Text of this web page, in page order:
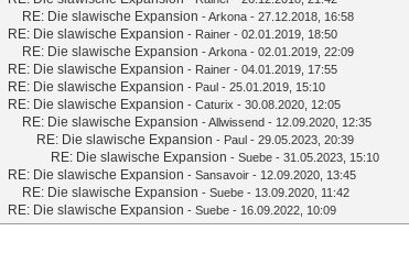
RE: Die slawische Expansion -Arkona - 27.12.2018, 16:58
RE: Die slawische Expansion - Rainer - 02.01.2019, 18:50
RE: Die slawische Expansion -Arkona - 02.01.2019, 22:09
RE: Die slawische Expansion - Rainer - 04.01.2019, 17:55
RE: Die slawische Expansion - Paul - 25.01.2019, 15:10
RE: Die slawische Expansion - Caturix - 30.08.2020, 12:05
RE: Die slawische Expansion -Allwissend - 12.09.2020, 12:35
RE: Die slawische Expansion - Paul - 29.05.2023, 20:39
RE: Die slawische Expansion - Suebe - 31.05.2023, 15:10
RE: Die slawische Expansion - Sansavoir - 12.09.2020, 13:45
RE: Die slawische Expansion - Suebe - 13.09.2020, 11:42
RE: Die slawische Expansion - Suebe - 16.09.2022, 10:09